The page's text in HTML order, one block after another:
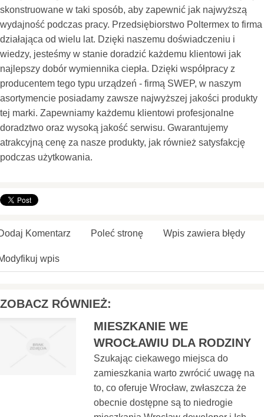
skonstruowane w taki sposób, aby zapewnić jak najwyższą
wydajność podczas pracy. Przedsiębiorstwo Poltermex to firma
działająca od wielu lat. Dzięki naszemu doświadczeniu i
wiedzy, jesteśmy w stanie doradzić każdemu klientowi jak
najlepszy dobór wymiennika ciepła. Dzięki współpracy z
producentem tego typu urządzeń - firmą SWEP, w naszym
asortymencie posiadamy zawsze najwyższej jakości produkty
tej marki. Zapewniamy każdemu klientowi profesjonalne
doradztwo oraz wysoką jakość serwisu. Gwarantujemy
atrakcyjną cenę za nasze produkty, jak również satysfakcję
podczas użytkowania.
Komentarz Poleć stronę Wpis zawiera błędy
wpis
ZOBACZ RÓWNIEŻ:
MIESZKANIE WE
WROCŁAWIU DLA RODZINY
Szukając ciekawego miejsca do
zamieszkania warto zwrócić uwagę na
to, co oferuje Wrocław, zwłaszcza że
obecnie dostępne są to niedrogie